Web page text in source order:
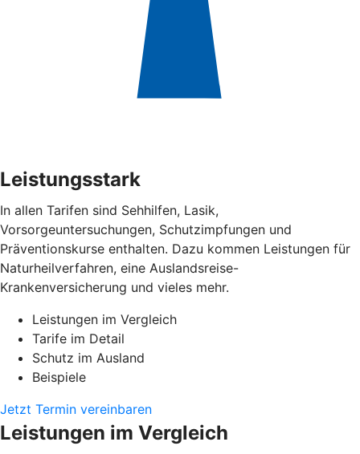
Leistungsstark
In allen Tarifen sind Sehhilfen, Lasik,
Vorsorgeuntersuchungen, Schutzimpfungen und
Präventionskurse enthalten. Dazu kommen Leistungen für
Naturheilverfahren, eine Auslandsreise-
Krankenversicherung und vieles mehr.
Leistungen im Vergleich
Tarife im Detail
Schutz im Ausland
Beispiele
Jetzt Termin vereinbaren
Leistungen im Vergleich